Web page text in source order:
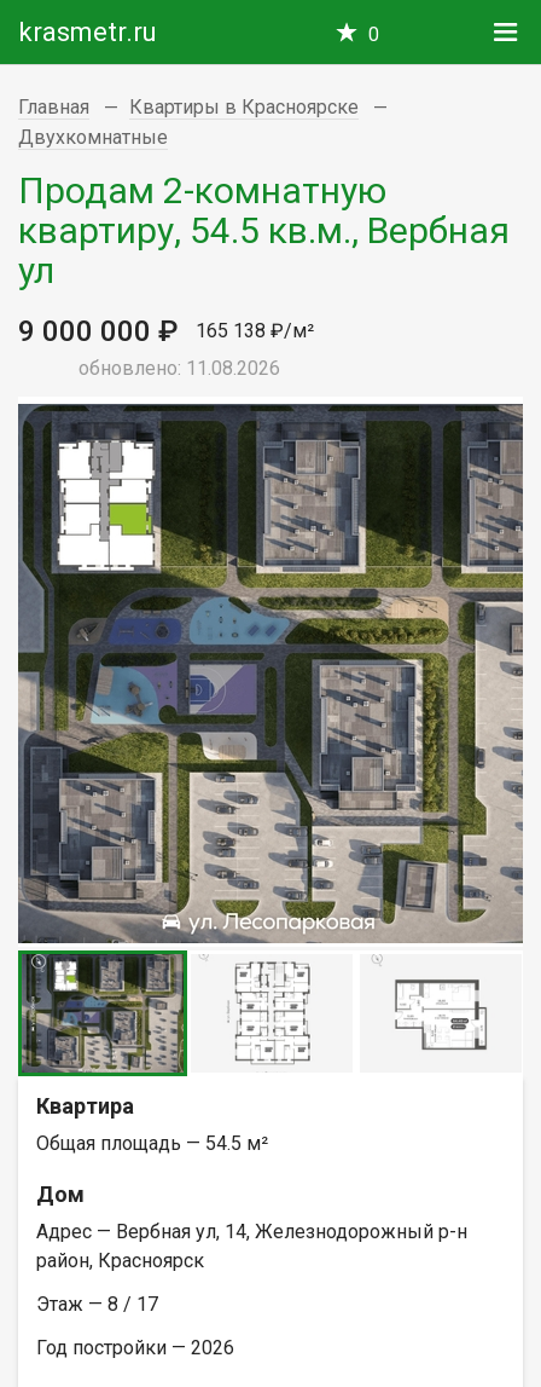
krasmetr.ru 0
Главная
Квартиры в Красноярске
Двухкомнатные
Продам 2-комнатную
квартиру, 54.5 кв.м., Вербная
ул
9 000 000 ₽
165 138 ₽/м²
обновлено: 11.08.2026
Квартира
Общая площадь — 54.5 м²
Дом
Адрес — Вербная ул, 14, Железнодорожный р-н
район, Красноярск
Этаж — 8 / 17
Год постройки — 2026